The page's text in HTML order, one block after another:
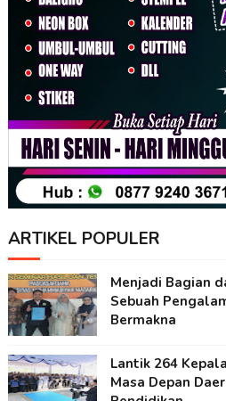
ARTIKEL POPULER
Menjadi Bagian
Sebuah
Bermakna
Lantik 264
Masa Depan